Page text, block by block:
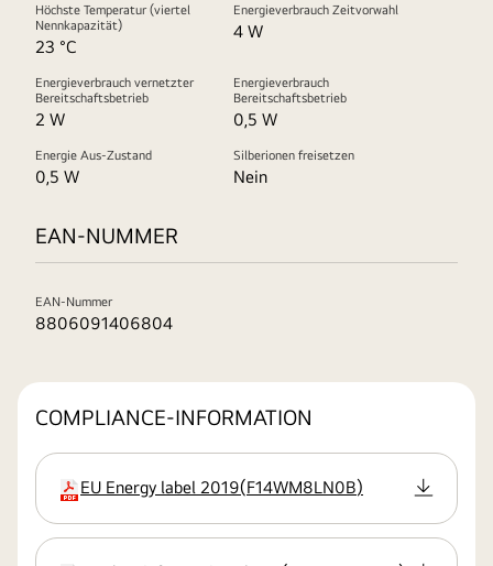
Höchste Temperatur (viertel
Nennkapazität)
23 °C
Energieverbrauch Zeitvorwahl
4 W
Energieverbrauch vernetzter
Bereitschaftsbetrieb
2 W
Energieverbrauch
Bereitschaftsbetrieb
0,5 W
Energie Aus-Zustand
0,5 W
Silberionen freisetzen
Nein
EAN-NUMMER
EAN-Nummer
8806091406804
COMPLIANCE-INFORMATION
Erweiterung
EU Energy label 2019(F14WM8LN0B)